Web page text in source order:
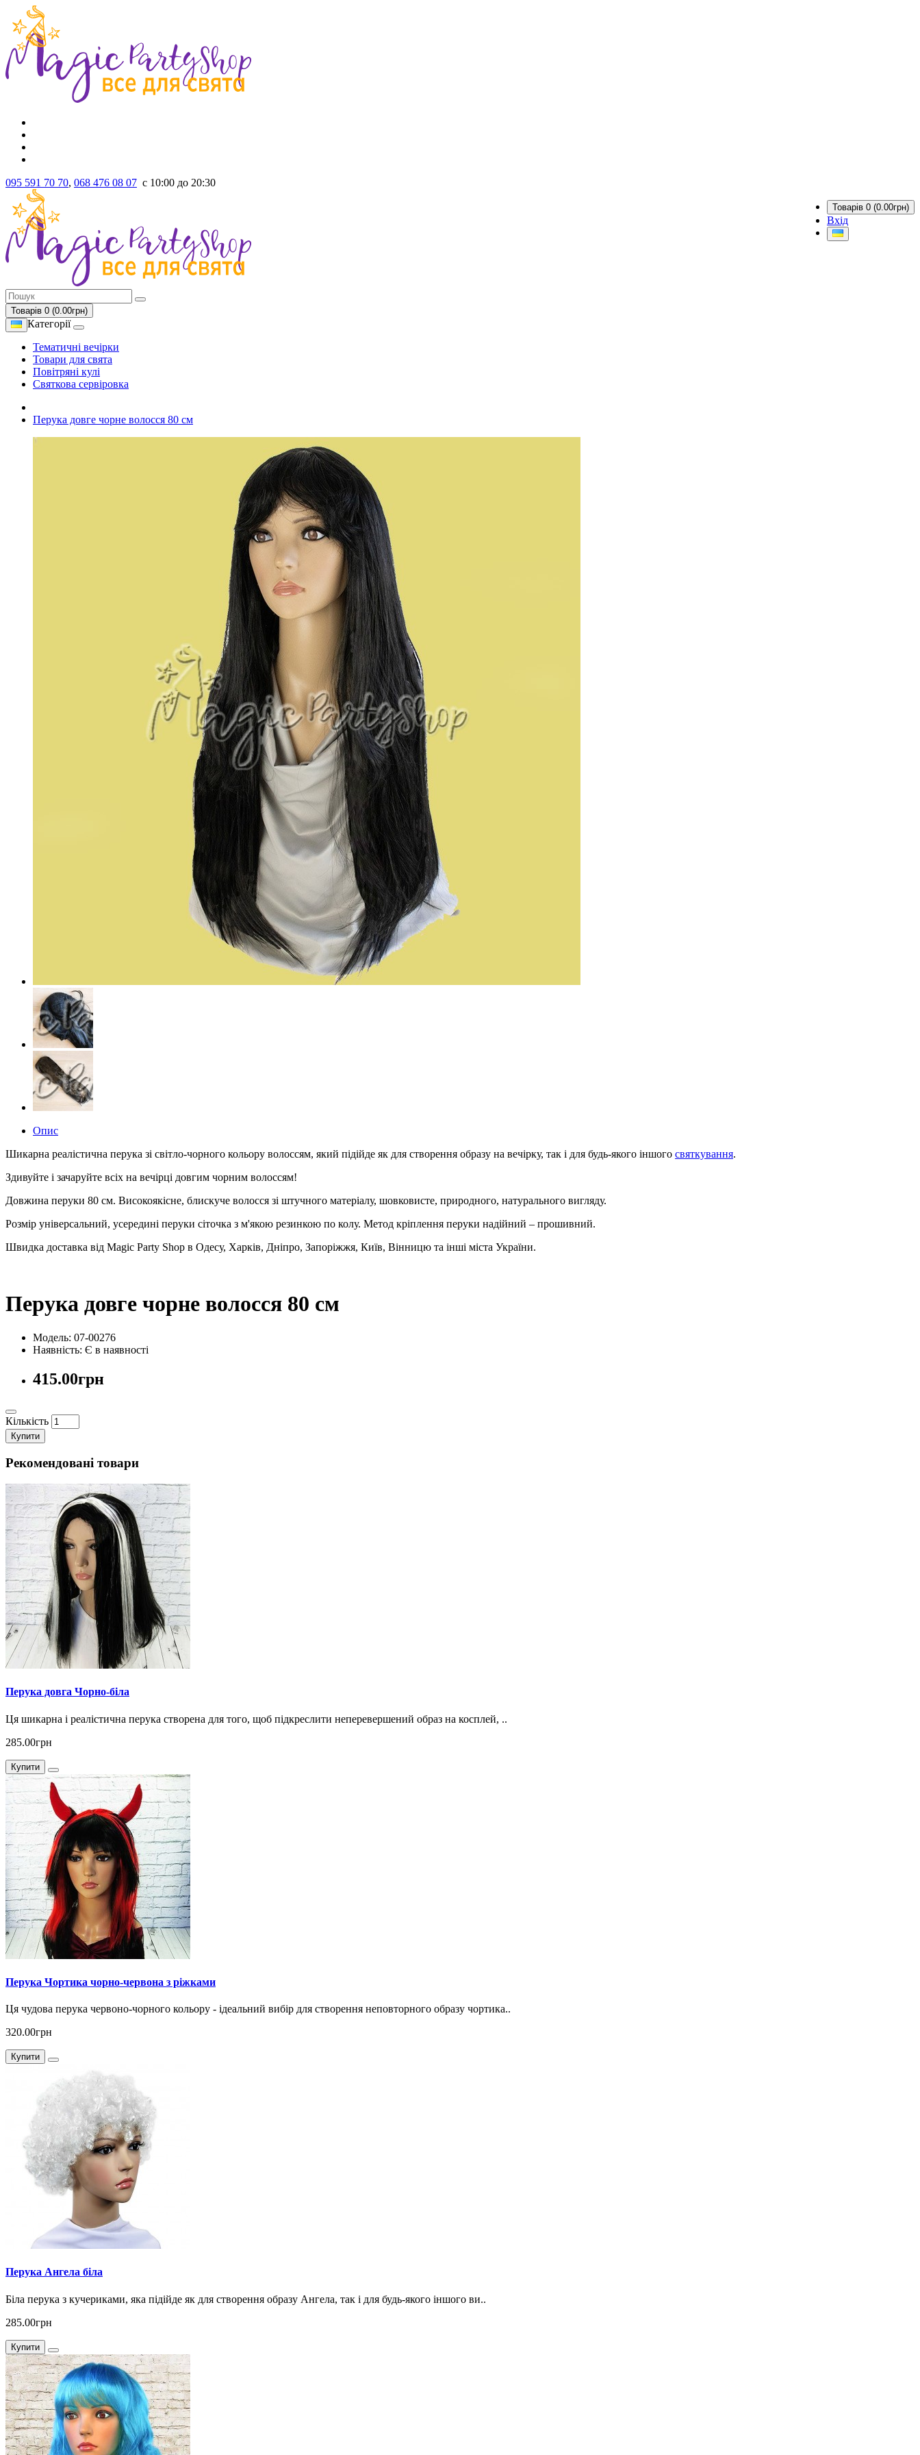
095 591 70 70, 068 476 08 07 с 10:00 до 20:30
Товарів 0 (0.00грн)
Вхід
Товарів 0 (0.00грн)
Категорії
Тематичні вечірки
Товари для свята
Повітряні кулі
Святкова сервіровка
Перука довге чорне волосся 80 см
Опис
Шикарна реалістична перука зі світло-чорного кольору волоссям, який підійде як для створення образу на вечірку, так і для будь-якого іншого святкування.
Здивуйте і зачаруйте всіх на вечірці довгим чорним волоссям!
Довжина перуки 80 см. Високоякісне, блискуче волосся зі штучного матеріалу, шовковисте, природного, натурального вигляду.
Розмір універсальний, усередині перуки сіточка з м'якою резинкою по колу. Метод кріплення перуки надійний – прошивний.
Швидка доставка від Magic Party Shop в Одесу, Харків, Дніпро, Запоріжжя, Київ, Вінницю та інші міста України.
Перука довге чорне волосся 80 см
Модель: 07-00276
Наявність: Є в наявності
415.00грн
Кількість
Купити
Рекомендовані товари
Перука довга Чорно-біла
Ця шикарна і реалістична перука створена для того, щоб підкреслити неперевершений образ на косплей, ..
285.00грн
Купити
Перука Чортика чорно-червона з ріжками
Ця чудова перука червоно-чорного кольору - ідеальний вибір для створення неповторного образу чортика..
320.00грн
Купити
Перука Ангела біла
Біла перука з кучериками, яка підійде як для створення образу Ангела, так і для будь-якого іншого ви..
285.00грн
Купити